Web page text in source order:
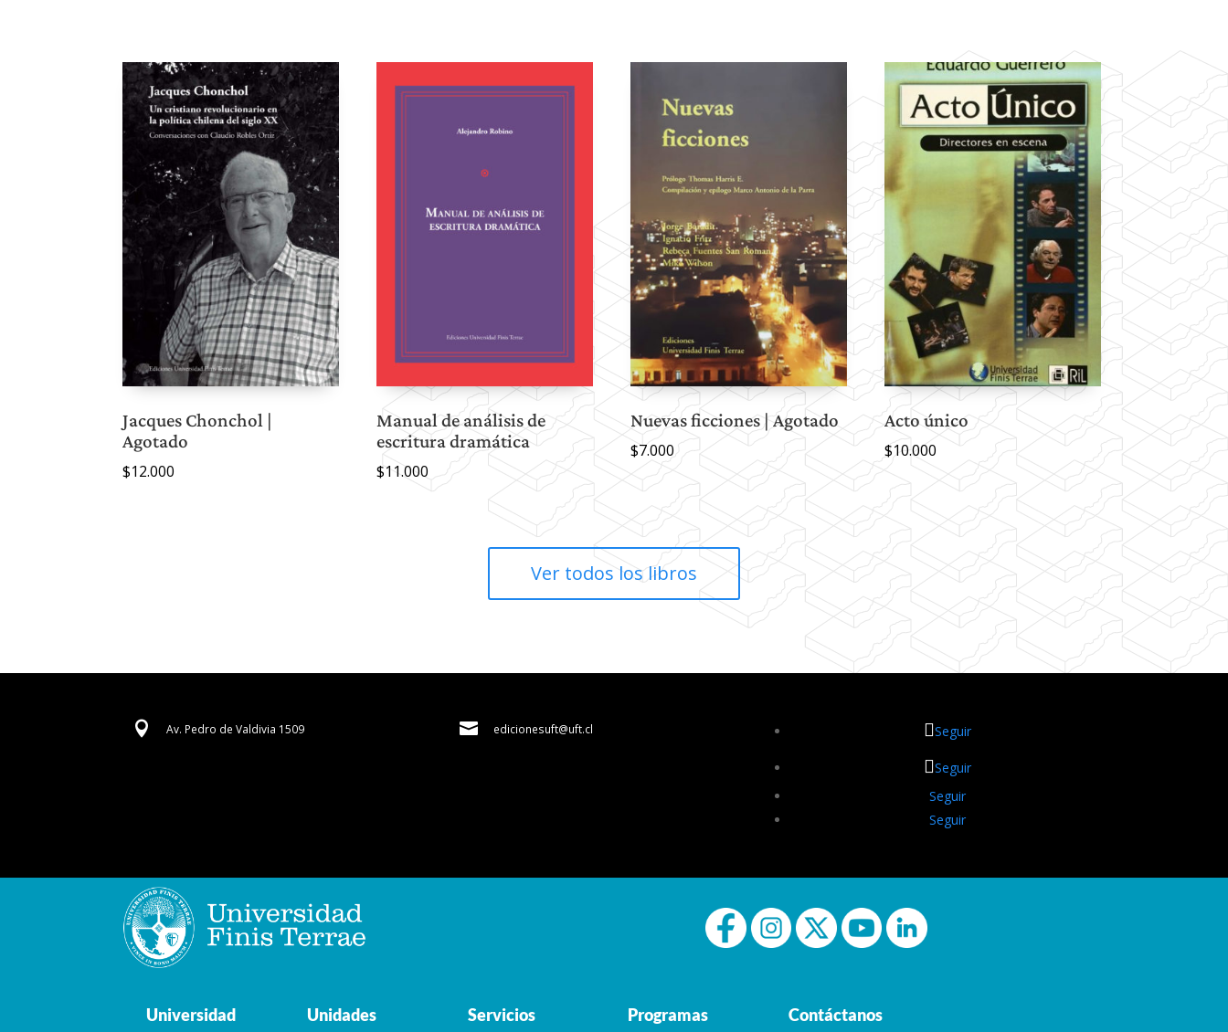
Jacques Chonchol |
Agotado
$12.000
Manual de análisis de
escritura dramática
$11.000
Nuevas ficciones | Agotado
$7.000
Acto único
$10.000
Ver todos los libros
 Av. Pedro de Valdivia 1509  edicionesuft@uft.cl Seguir
Seguir
Seguir
Seguir
Universidad Unidades Servicios Programas Contáctanos